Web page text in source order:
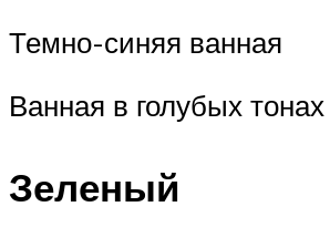
Темно-синяя ванная
Ванная в голубых тонах
Зеленый